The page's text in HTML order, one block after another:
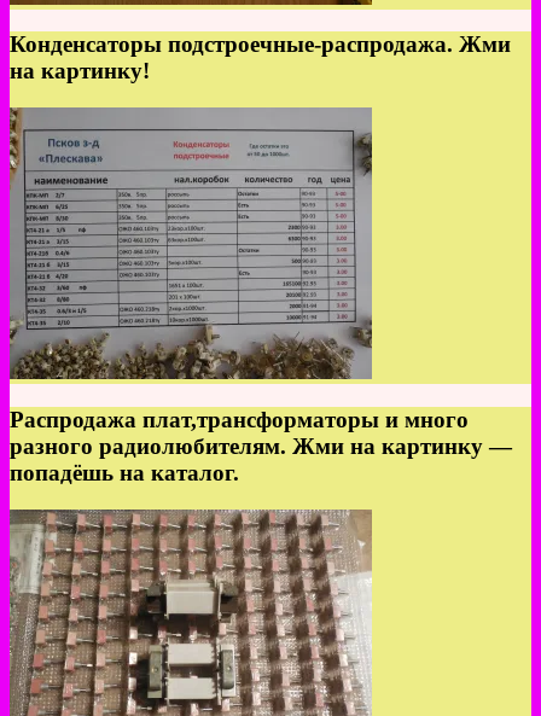
Конденсаторы подстроечные-распродажа. Жми
на картинку!
Распродажа плат,трансформаторы и много
разного радиолюбителям. Жми на картинку —
попадёшь на каталог.